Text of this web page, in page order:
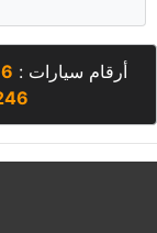
أرقام سيارات :